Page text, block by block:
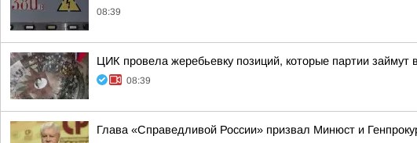
08:39
ЦИК провела жеребьевку позиций, которые партии
08:39
Глава «Справедливой России» призвал Минюст и